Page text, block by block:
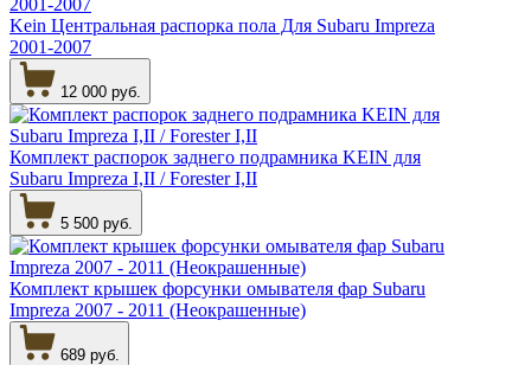
Kein Центральная распорка пола Для Subaru Impreza
2001-2007
12 000 руб.
Комплект распорок заднего подрамника KEIN для
Subaru Impreza I,II / Forester I,II
5 500 руб.
Комплект крышек форсунки омывателя фар Subaru
Impreza 2007 - 2011 (Неокрашенные)
689 руб.